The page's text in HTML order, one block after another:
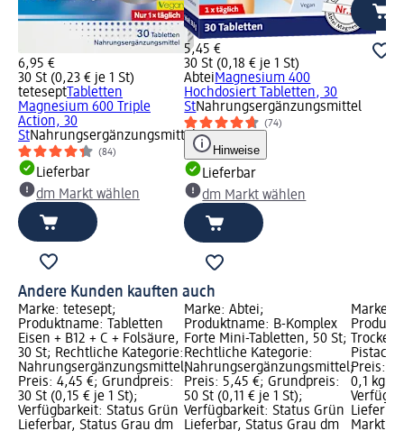
6,95 €
30 St (0,23 € je 1 St)
tetesept Tabletten
Magnesium 600 Triple
Action, 30
StNahrungsergänzungsmittel
(84)
Lieferbar
dm Markt wählen
5,45 €
30 St (0,18 € je 1 St)
AbteiMagnesium 400
Hochdosiert Tabletten, 30
StNahrungsergänzungsmittel
(74)
Hinweise
Lieferbar
dm Markt wählen
Andere Kunden kauften auch
Marke: tetesept;
Produktname: Tabletten
Eisen + B12 + C + Folsäure,
30 St; Rechtliche Kategorie:
Nahrungsergänzungsmittel;
Preis: 4,45 €; Grundpreis:
30 St (0,15 € je 1 St);
Verfügbarkeit: Status Grün
Lieferbar, Status Grau dm
Marke: Abtei;
Produktname: B-Komplex
Forte Mini-Tabletten, 50 St;
Rechtliche Kategorie:
Nahrungsergänzungsmittel;
Preis: 5,45 €; Grundpreis:
50 St (0,11 € je 1 St);
Verfügbarkeit: Status Grün
Lieferbar, Status Grau dm
Marke:
Preis:
0,1 kg
Markt